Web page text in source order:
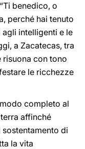
benedico, o
perché hai tenuto
agli intelligenti e le
a Zacatecas, tra
risuona con tono
le ricchezze
completo al
affinché
di
la vita